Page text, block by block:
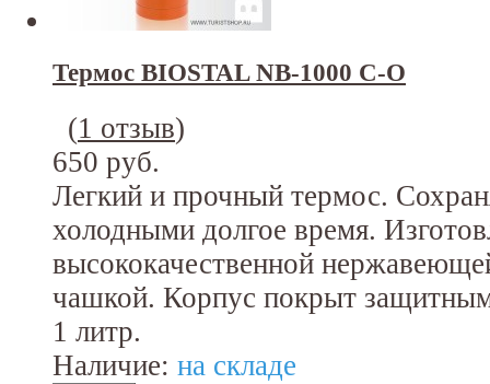
Термос BIOSTAL NB-1000 C-O
(1 отзыв)
650 руб.
Легкий и прочный термос.
холодными долгое время.
высококачественной
чашкой. Корпус покрыт
1 литр.
Наличие: на складе